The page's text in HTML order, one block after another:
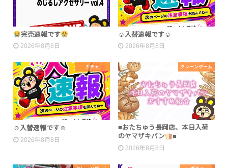
完売速報です
2026年8月8日
☺入替速報です☺
2026年8月8日
ガチャ
☺入替速報です☺
2026年8月8日
クレーンゲーム
■おたちゅう長岡店、本日入荷
のヤマザキパン
■
2026年8月8日